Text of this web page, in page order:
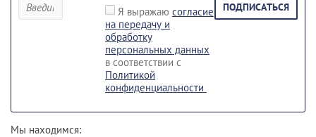
Я выражаю согласие
на передачу и
обработку
персональных данных
в соответствии с
Политикой
конфиденциальности
ПОДПИСАТЬСЯ
Мы находимся: